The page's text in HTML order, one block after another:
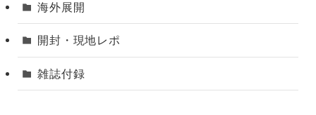
海外展開
開封・現地レポ
雑誌付録